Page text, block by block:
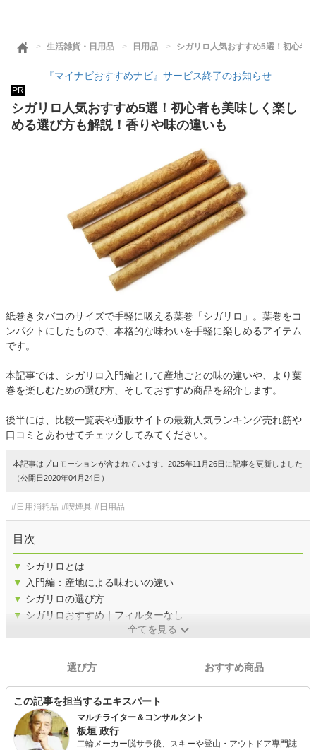
生活雑貨・日用品 日用品 シガリロ人気おすすめ5選！初心者
『マイナビおすすめナビ』サービス終了のお知らせ
PR
シガリロ人気おすすめ5選！初心者も美味しく楽し
める選び方も解説！香りや味の違いも
紙巻きタバコのサイズで手軽に吸える葉巻「シガリロ」。葉巻をコ
ンパクトにしたもので、本格的な味わいを手軽に楽しめるアイテム
です。
本記事では、シガリロ入門編として産地ごとの味の違いや、より葉
巻を楽しむための選び方、そしておすすめ商品を紹介します。
後半には、比較一覧表や通販サイトの最新人気ランキング売れ筋や
口コミとあわせてチェックしてみてください。
本記事はプロモーションが含まれています。2025年11月26日に記事を更新しました
（公開日2020年04月24日）
#日用消耗品 #喫煙具 #日用品
目次
▼ シガリロとは
▼
入門編：産地による味わいの違い
▼ シガリロの選び方
▼ シガリロおすすめ｜フィルターなし
全てを見る
選び方 おすすめ商品
この記事を担当するエキスパート
マルチライター＆コンサルタント
板垣 政行
二輪メーカー脱サラ後、スキーや登山・アウトドア専門誌